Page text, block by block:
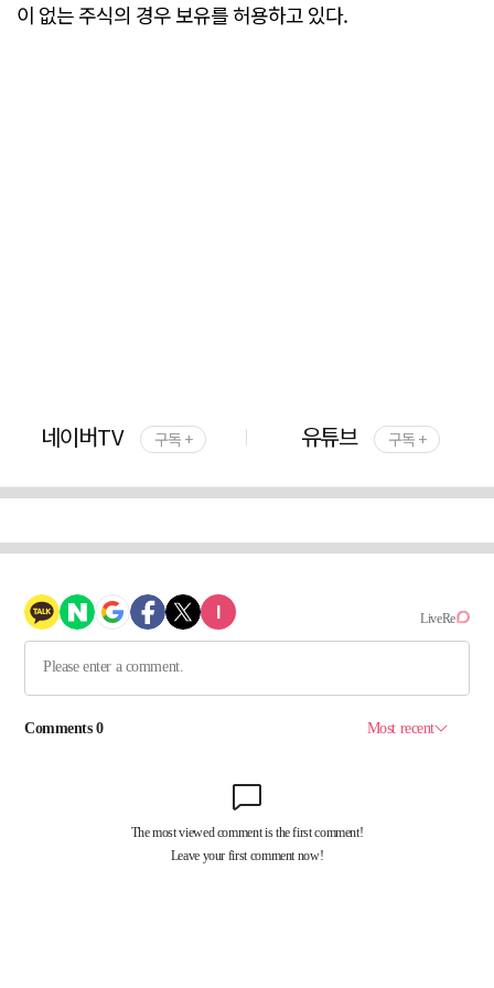
이 없는 주식의 경우 보유를 허용하고 있다.
네이버TV 구독 + 유튜브 구독 +